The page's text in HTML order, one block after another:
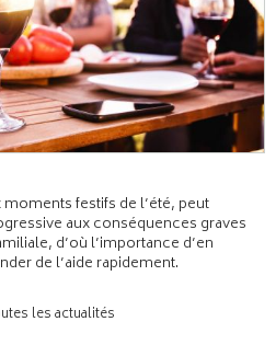
festifs de l’été, peut
aux conséquences graves
d’où l’importance d’en
de l’aide rapidement.
les actualités